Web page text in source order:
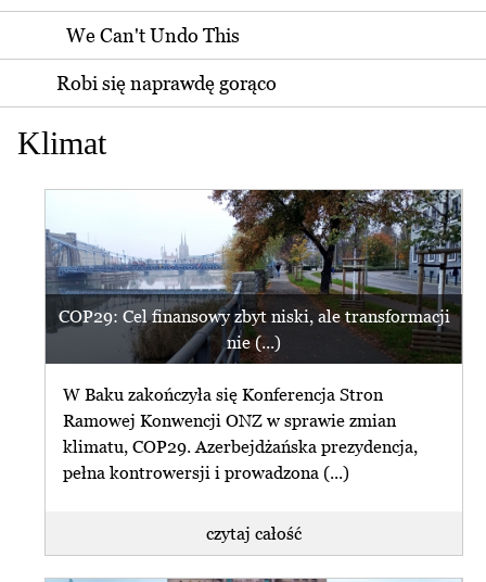
We Can't Undo This
Robi się naprawdę gorąco
Klimat
COP29: Cel finansowy zbyt niski, ale transformacji
nie (...)
W Baku zakończyła się Konferencja Stron
Ramowej Konwencji ONZ w sprawie zmian
klimatu, COP29. Azerbejdżańska prezydencja,
pełna kontrowersji i prowadzona (...)
czytaj całość